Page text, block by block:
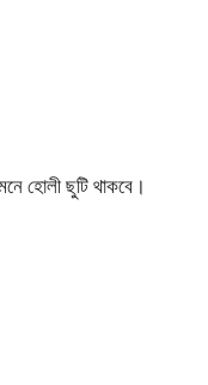
হোলী ছুটি থাকবে।